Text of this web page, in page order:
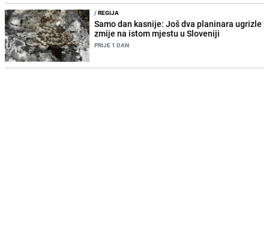
/REGIJA
Samo dan kasnije: Još dva planinara ugrizle
zmije na istom mjestu u Sloveniji
PRIJE 1 DAN